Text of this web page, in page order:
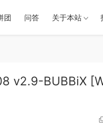
团 问答 关于本站
v2.9-BUBBiX